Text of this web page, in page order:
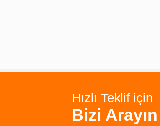
Hızlı Teklif için
Bizi Arayın